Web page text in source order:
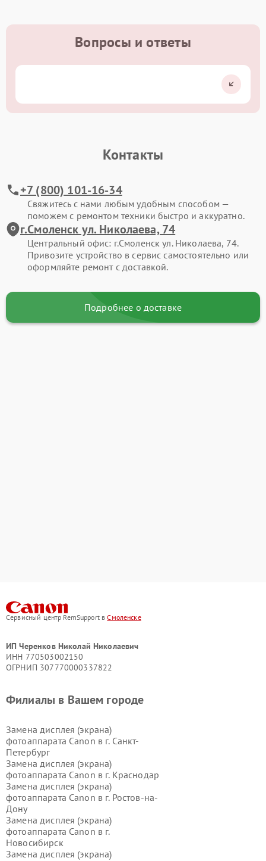
Вопросы и ответы
Контакты
+7 (800) 101-16-34
Свяжитесь с нами любым удобным способом —
поможем с ремонтом техники быстро и аккуратно.
г.Смоленск ул. Николаева, 74
Центральный офис: г.Смоленск ул. Николаева, 74.
Привозите устройство в сервис самостоятельно или
оформляйте ремонт с доставкой.
Подробнее о доставке
Сервисный центр RemSupport вСмоленске
ИП Черенков Николай Николаевич
ИНН 770503002150
ОГРНИП 307770000337822
Филиалы в Вашем городе
Замена дисплея (экрана)
фотоаппарата Canon в г. Санкт-
Петербург
Замена дисплея (экрана)
фотоаппарата Canon в г. Краснодар
Замена дисплея (экрана)
фотоаппарата Canon в г. Ростов-на-
Дону
Замена дисплея (экрана)
фотоаппарата Canon в г.
Новосибирск
Замена дисплея (экрана)